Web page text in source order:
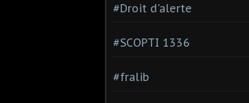
#Droit d'alerte
#SCOPTI 1336
#fralib